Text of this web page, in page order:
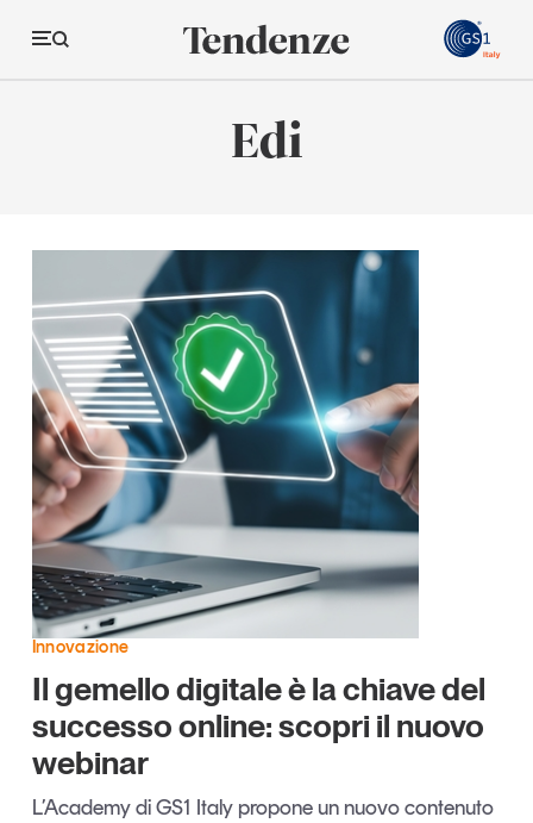
Tendenze
Innovazione
Logistica
Retail e brand
Sostenibilità
Grandi temi
Magazine
Articoli
Opinioni
Dossier
Il Numero
Interviste
Comunicati stampa
Video
Podcast
Studi e ricerche
Tutti gli studi e le ricerche
Edi
Innovazione
Il gemello digitale è la chiave del
successo online: scopri il nuovo
webinar
L’Academy di GS1 Italy propone un nuovo contenuto